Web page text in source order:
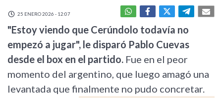
25 ENERO 2026 - 12:07
"Estoy viendo que Cerúndolo todavía no
empezó a jugar", le disparó Pablo Cuevas
desde el box en el partido. Fue en el peor
momento del argentino, que luego amagó una
levantada que finalmente no pudo concretar.